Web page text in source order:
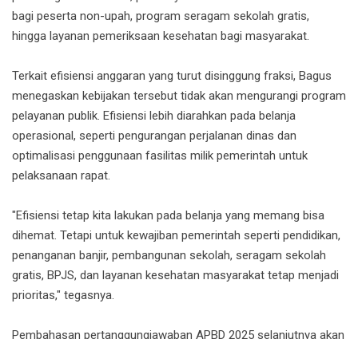
bagi peserta non-upah, program seragam sekolah gratis,
hingga layanan pemeriksaan kesehatan bagi masyarakat.
Terkait efisiensi anggaran yang turut disinggung fraksi, Bagus
menegaskan kebijakan tersebut tidak akan mengurangi program
pelayanan publik. Efisiensi lebih diarahkan pada belanja
operasional, seperti pengurangan perjalanan dinas dan
optimalisasi penggunaan fasilitas milik pemerintah untuk
pelaksanaan rapat.
"Efisiensi tetap kita lakukan pada belanja yang memang bisa
dihemat. Tetapi untuk kewajiban pemerintah seperti pendidikan,
penanganan banjir, pembangunan sekolah, seragam sekolah
gratis, BPJS, dan layanan kesehatan masyarakat tetap menjadi
prioritas," tegasnya.
Pembahasan pertanggungjawaban APBD 2025 selanjutnya akan